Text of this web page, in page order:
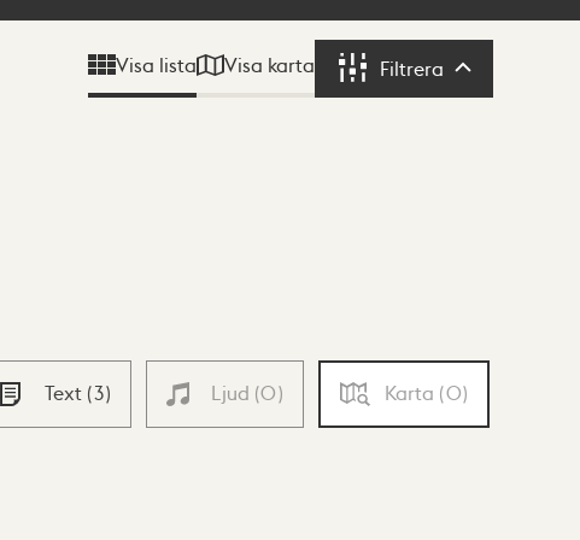
Visa lista Visa karta Filtrera Filtrera
Text (3) Ljud (0) Karta (0)